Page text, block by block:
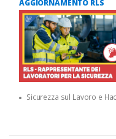
AGGIORNAMENTO RLS
Sicurezza sul Lavoro e